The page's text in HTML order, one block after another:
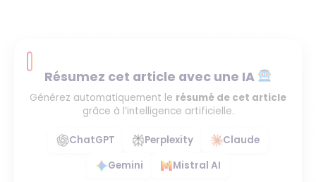
Résumez cet article avec une IA
Générez automatiquement le résumé de cet article
grâce à l’intelligence artificielle.
ChatGPT Perplexity
Claude
Gemini
Mistral AI